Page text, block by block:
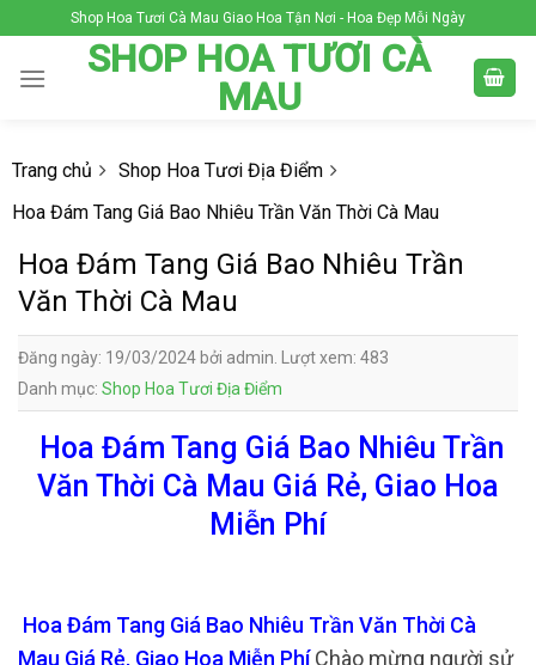
to
content
Shop Hoa Tươi Cà Mau Giao Hoa Tận Nơi - Hoa Đẹp Mỗi Ngày
SHOP HOA TƯƠI CÀ
MAU
Trang chủ
Shop Hoa Tươi Địa Điểm
Hoa Đám Tang Giá Bao Nhiêu Trần Văn Thời Cà Mau
Hoa Đám Tang Giá Bao Nhiêu Trần
Văn Thời Cà Mau
Đăng ngày: 19/03/2024 bởi admin. Lượt xem: 483
Danh mục: Shop Hoa Tươi Địa Điểm
Hoa Đám Tang Giá Bao Nhiêu Trần
Văn Thời Cà Mau Giá Rẻ, Giao Hoa
Miễn Phí
Hoa Đám Tang Giá Bao Nhiêu Trần Văn Thời Cà
Mau Giá Rẻ, Giao Hoa Miễn PhíChào mừng người sử